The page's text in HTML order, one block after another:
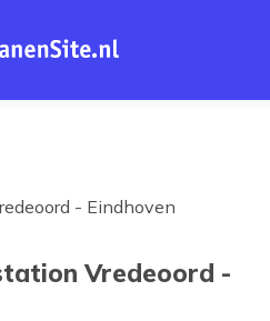
Homepage
- Eindhoven
Vredeoord -